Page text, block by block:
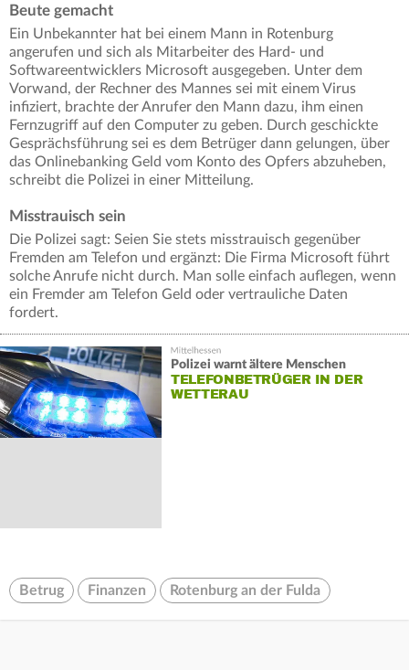
Beute gemacht
Ein Unbekannter hat bei einem Mann in Rotenburg
angerufen und sich als Mitarbeiter des Hard- und
Softwareentwicklers Microsoft ausgegeben. Unter dem
Vorwand, der Rechner des Mannes sei mit einem Virus
infiziert, brachte der Anrufer den Mann dazu, ihm einen
Fernzugriff auf den Computer zu geben. Durch geschickte
Gesprächsführung sei es dem Betrüger dann gelungen, über
das Onlinebanking Geld vom Konto des Opfers abzuheben,
schreibt die Polizei in einer Mitteilung.
Misstrauisch sein
Die Polizei sagt: Seien Sie stets misstrauisch gegenüber
Fremden am Telefon und ergänzt: Die Firma Microsoft führt
solche Anrufe nicht durch. Man solle einfach auflegen, wenn
ein Fremder am Telefon Geld oder vertrauliche Daten
fordert.
Polizei warnt ältere Menschen
TELEFONBETRÜGER IN DER
WETTERAU
Betrug Finanzen Rotenburg an der Fulda